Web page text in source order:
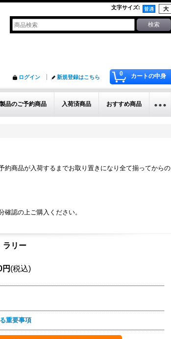
文字サイズ:
0 カートの中身
ログイン 新規登録はこちら
品のご予約商品 入荷済商品 おすすめ商品
約商品が入荷するまでお取り置きになり全て揃ってからの
認の上ご購入ください。
リー
円 (税込)
重要事項